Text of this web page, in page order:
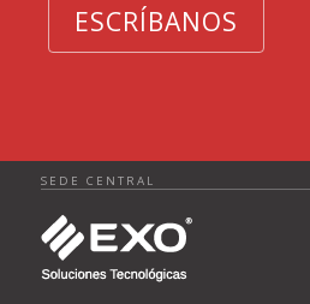
ESCRÍBANOS
SEDE CENTRAL